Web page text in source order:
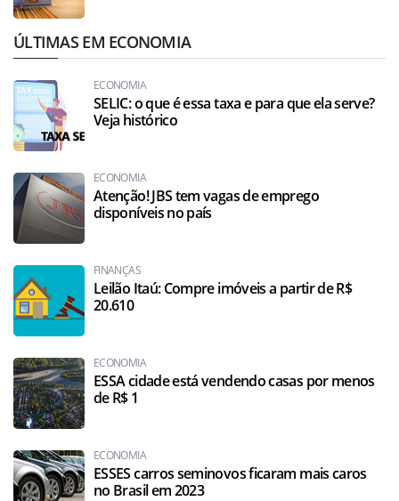
ÚLTIMAS EM ECONOMIA
ECONOMIA
SELIC: o que é essa taxa e para que ela serve?
Veja histórico
ECONOMIA
Atenção! JBS tem vagas de emprego
disponíveis no país
FINANÇAS
Leilão Itaú: Compre imóveis a partir de R$
20.610
ECONOMIA
ESSA cidade está vendendo casas por menos
de R$ 1
ECONOMIA
ESSES carros seminovos ficaram mais caros
no Brasil em 2023